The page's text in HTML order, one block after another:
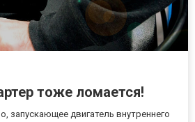
тоже ломается!
запускающее двигатель внутреннего